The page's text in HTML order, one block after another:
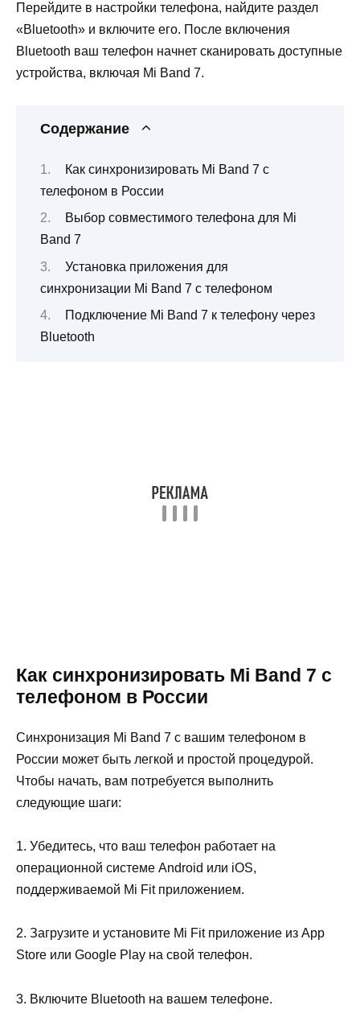
Перейдите в настройки телефона, найдите раздел
«Bluetooth» и включите его. После включения
Bluetooth ваш телефон начнет сканировать доступные
устройства, включая Mi Band 7.
Содержание
Как синхронизировать Mi Band 7 с
телефоном в России
Выбор совместимого телефона для Mi
Band 7
Установка приложения для
синхронизации Mi Band 7 с телефоном
Подключение Mi Band 7 к телефону через
Bluetooth
Как синхронизировать Mi Band 7 с
телефоном в России
Синхронизация Mi Band 7 с вашим телефоном в
России может быть легкой и простой процедурой.
Чтобы начать, вам потребуется выполнить
следующие шаги:
1. Убедитесь, что ваш телефон работает на
операционной системе Android или iOS,
поддерживаемой Mi Fit приложением.
2. Загрузите и установите Mi Fit приложение из App
Store или Google Play на свой телефон.
3. Включите Bluetooth на вашем телефоне.